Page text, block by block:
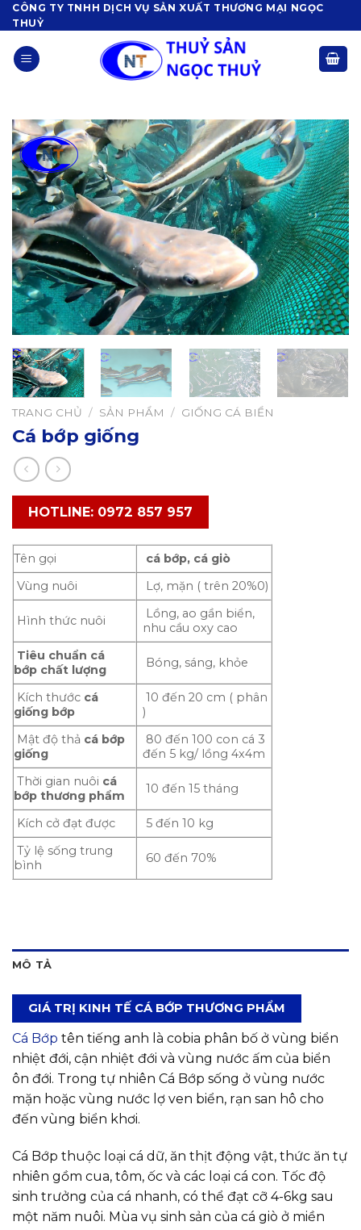
Skip
to
content
CÔNG TY TNHH DỊCH VỤ SẢN XUẤT THƯƠNG MẠI NGỌC
THUỶ
TRANG CHỦ / SẢN PHẨM / GIỐNG CÁ BIỂN
Cá bớp giống
HOTLINE: 0972 857 957
Tên gọi
cá bớp, cá giò
Vùng nuôi
Lợ, mặn ( trên 20%0)
Hình thức nuôi
Lồng, ao gần biển,
nhu cầu oxy cao
Tiêu chuẩn cá
bớp chất lượng
Bóng, sáng, khỏe
Kích thước cá
giống bớp
10 đến 20 cm ( phân
)
Mật độ thả cá bớp
giống
80 đến 100 con cá 3
đến 5 kg/ lồng 4x4m
Thời gian nuôi cá
bớp thương phẩm
10 đến 15 tháng
Kích cở đạt được
5 đến 10 kg
Tỷ lệ sống trung
bình
60 đến 70%
MÔ TẢ
GIÁ TRỊ KINH TẾ CÁ BỚP THƯƠNG PHẨM
Cá Bớp tên tiếng anh là cobia phân bố ở vùng biển
nhiệt đới, cận nhiệt đới và vùng nước ấm của biển
ôn đới. Trong tự nhiên Cá Bớp sống ở vùng nước
mặn hoặc vùng nước lợ ven biển, rạn san hô cho
đến vùng biển khơi.
Cá Bớp thuộc loại cá dữ, ăn thịt động vật, thức ăn tự
nhiên gồm cua, tôm, ốc và các loại cá con. Tốc độ
sinh trưởng của cá nhanh, có thể đạt cỡ 4-6kg sau
một năm nuôi. Mùa vụ sinh sản của cá giò ở miền